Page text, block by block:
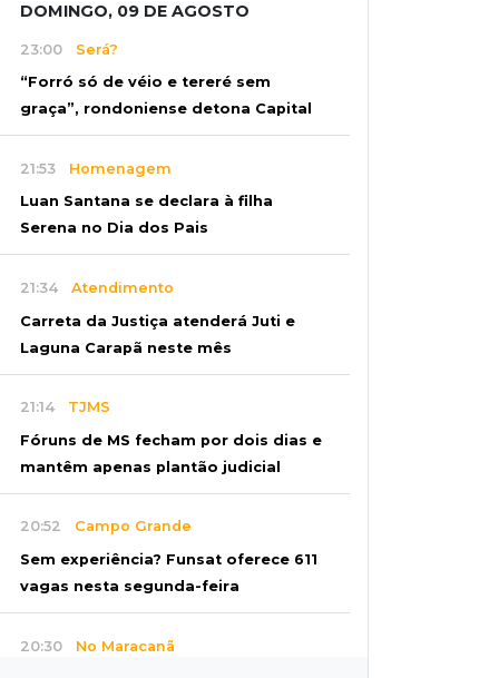
DOMINGO, 09 DE AGOSTO
23:00 Será?
“Forró só de véio e tereré sem
graça”, rondoniense detona Capital
21:53 Homenagem
Luan Santana se declara à filha
Serena no Dia dos Pais
21:34 Atendimento
Carreta da Justiça atenderá Juti e
Laguna Carapã neste mês
21:14 TJMS
Fóruns de MS fecham por dois dias e
mantêm apenas plantão judicial
20:52 Campo Grande
Sem experiência? Funsat oferece 611
vagas nesta segunda-feira
20:30 No Maracanã